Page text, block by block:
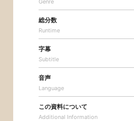
Genre
総分数
Runtime
字幕
Subtitle
音声
Language
この資料について
Additional Information